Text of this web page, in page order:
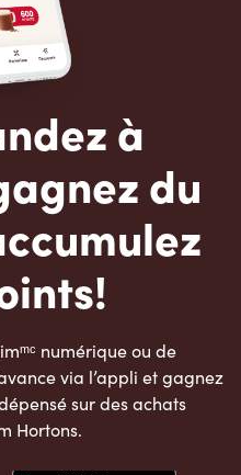
à
du
numérique ou de
via l’appli et gagnez
sur des achats
Hortons.